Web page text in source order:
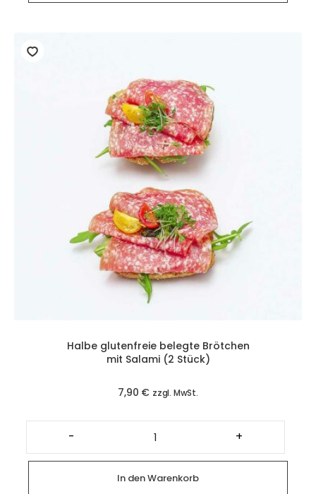
Halbe glutenfreie belegte Brötchen
mit Salami (2 Stück)
7,90 € zzgl. MwSt.
-
Halbe
glutenfreie
belegte
Brötchen
mit
Salami
(2
+
In den Warenkorb